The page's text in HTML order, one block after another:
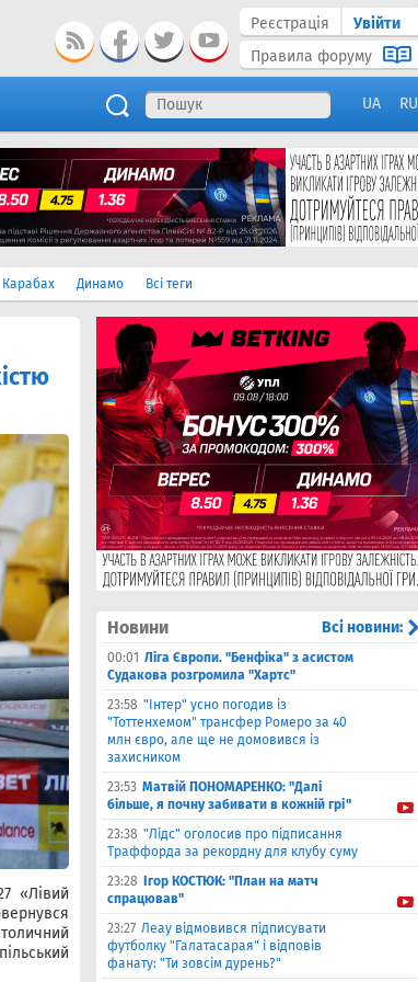
Реєстрація
Увійти
Правила форуму
UA RU
Карабах Динамо Всі теги
«Лівий
Новини Всі новини:
00:01 Ліга Європи. "Бенфіка" з асистом
Судакова розгромила "Хартс"
23:58 "Інтер" усно погодив із
"Тоттенхемом" трансфер Ромеро за 40
млн євро, але ще не домовився із
захисником
23:53 Матвiй ПОНОМАРЕНКО: "Далі
більше, я почну забивати в кожній грі"
23:38 "Лідс" оголосив про підписання
Траффорда за рекордну для клубу суму
23:28
Ігор КОСТЮК: "План на матч
спрацював"
23:27 Леау відмовився підписувати
футболку "Галатасарая" і відповів
фанату: "Ти зовсім дурень?"